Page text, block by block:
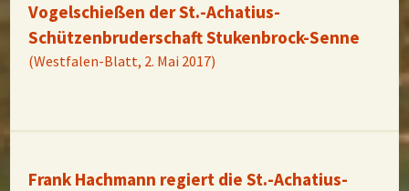
Vogelschießen der St.-Achatius-
Schützenbruderschaft Stukenbrock-Senne
(Westfalen-Blatt, 2. Mai 2017)
Frank Hachmann regiert die St.-Achatius-